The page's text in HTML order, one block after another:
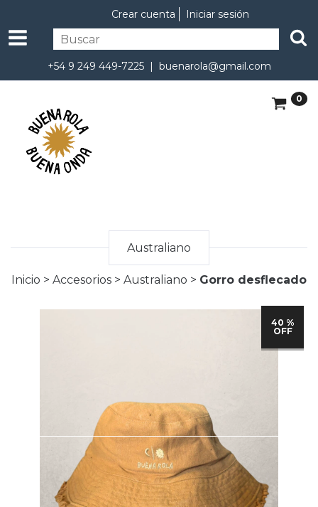
Crear cuenta Iniciar sesión
+54 9 249 449-7225 | buenarola@gmail.com
0
Australiano
Inicio > Accesorios > Australiano > Gorro desflecado
40 %
OFF